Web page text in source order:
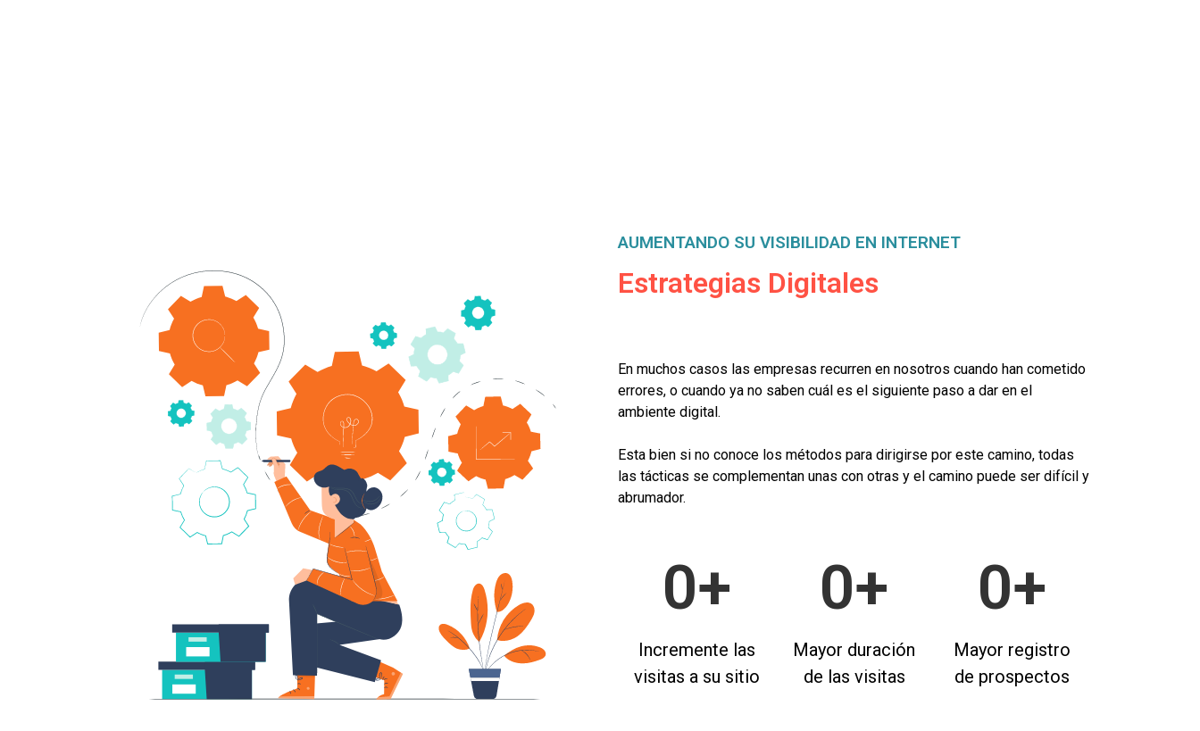
AUMENTANDO SU VISIBILIDAD EN INTERNET
Estrategias Digitales
En muchos casos las empresas recurren en nosotros cuando han cometido
errores, o cuando ya no saben cuál es el siguiente paso a dar en el
ambiente digital.
Esta bien si no conoce los métodos para dirigirse por este camino, todas
las tácticas se complementan unas con otras y el camino puede ser difícil y
abrumador.
0+
Incremente las
visitas a su sitio
0+
Mayor duración
de las visitas
0+
Mayor registro
de prospectos